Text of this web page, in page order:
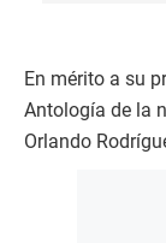
En mérito a su
Antología de la
Orlando